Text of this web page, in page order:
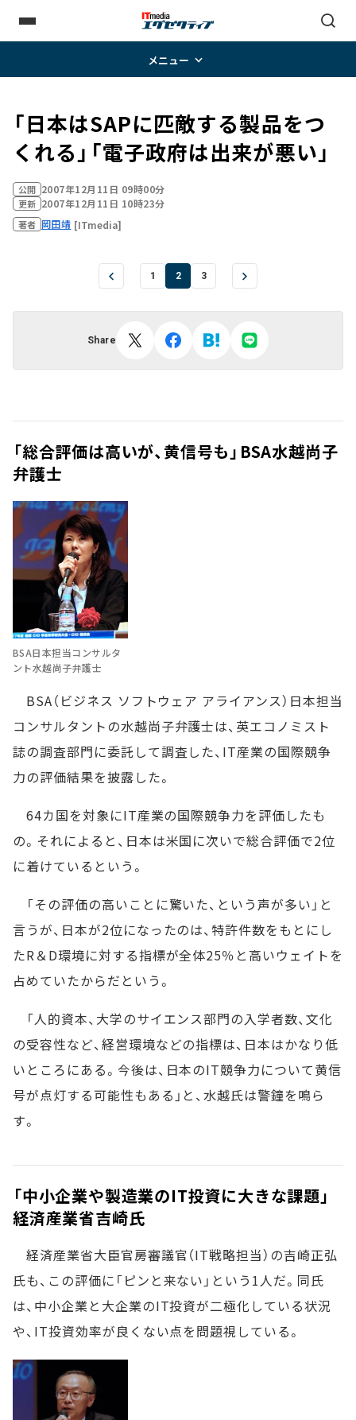
メニュー
「日本はSAPに匹敵する製品をつ
くれる」「電子政府は出来が悪い」
公開 2007年12月11日 09時00分
更新 2007年12月11日 10時23分
著者 岡田靖 [ITmedia]
1 2 3
Share
「総合評価は高いが、黄信号も」――BSA水越尚子
弁護士
BSA日本担当コンサルタ
ント水越尚子弁護士
BSA（ビジネス ソフトウェア アライアンス）日本担当
コンサルタントの水越尚子弁護士は、英エコノミスト
誌の調査部門に委託して調査した、IT産業の国際競争
力の評価結果を披露した。
64カ国を対象にIT産業の国際競争力を評価したも
の。それによると、日本は米国に次いで総合評価で2位
に着けているという。
「その評価の高いことに驚いた、という声が多い」と
言うが、日本が2位になったのは、特許件数をもとにし
たR＆D環境に対する指標が全体25％と高いウェイトを
占めていたからだという。
「人的資本、大学のサイエンス部門の入学者数、文化
の受容性など、経営環境などの指標は、日本はかなり低
いところにある。今後は、日本のIT競争力について黄信
号が点灯する可能性もある」と、水越氏は警鐘を鳴ら
す。
「中小企業や製造業のIT投資に大きな課題」――
経済産業省吉崎氏
経済産業省大臣官房審議官（IT戦略担当）の吉崎正弘
氏も、この評価に「ピンと来ない」という1人だ。同氏
は、中小企業と大企業のIT投資が二極化している状況
や、IT投資効率が良くない点を問題視している。